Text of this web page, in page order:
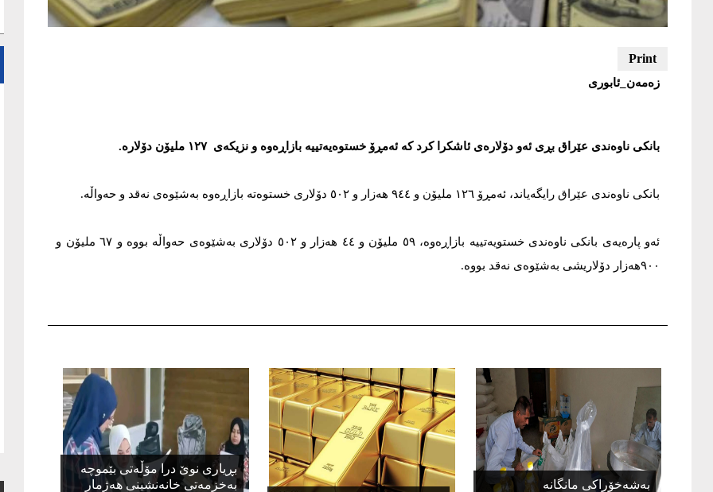
زەمەن_ئابورى
بانکى ناوەندى عێراق بڕى ئەو دۆلارەى ئاشکرا کرد کە ئەمڕۆ خستوەیەتییە بازاڕەوە و نزیکەى ١٢٧ ملیۆن دۆلارە.
بانکى ناوەندى عێراق رایگەیاند، ئەمڕۆ ١٢٦ ملیۆن و ٩٤٤ هەزار و ٥٠٢ دۆلارى خستوەتە بازاڕەوە بەشێوەى نەقد و حەواڵە.
ئەو پارەیەى بانکى ناوەندى خستویەتییە بازاڕەوە، ٥٩ ملیۆن و ٤٤ هەزار و ٥٠٢ دۆلارى بەشێوەى حەواڵە بووە و ٦٧ ملیۆن و
٩٠٠هەزار دۆلاریشى بەشێوەى نەقد بووە.
بەشەخۆراكی مانگانە
بڕیاری نوێ درا مۆڵەتی بێموچە
بەخزمەتی خانەنشینی هەژمار